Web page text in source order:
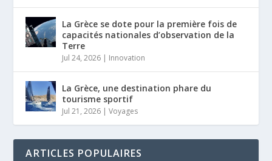
La Grèce se dote pour la première fois de
capacités nationales d’observation de la
Terre
Jul 24, 2026 | Innovation
La Grèce, une destination phare du
tourisme sportif
Jul 21, 2026 |Voyages
ARTICLES POPULAIRES